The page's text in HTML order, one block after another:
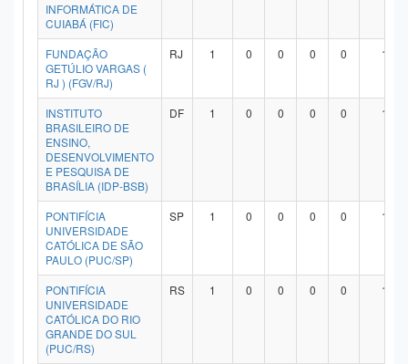
INFORMÁTICA DE
CUIABÁ (FIC)
FUNDAÇÃO
GETÚLIO VARGAS (
RJ ) (FGV/RJ)
RJ 1 0 0 0 0 1
INSTITUTO
BRASILEIRO DE
ENSINO,
DESENVOLVIMENTO
E PESQUISA DE
BRASÍLIA (IDP-BSB)
DF 1 0 0 0 0 1
PONTIFÍCIA
UNIVERSIDADE
CATÓLICA DE SÃO
PAULO (PUC/SP)
SP 1 0 0 0 0 1
PONTIFÍCIA
UNIVERSIDADE
CATÓLICA DO RIO
GRANDE DO SUL
(PUC/RS)
RS 1 0 0 0 0 1